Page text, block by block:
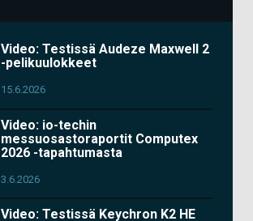
Video: Testissä Audeze Maxwell 2
-pelikuulokkeet
15.6.2026
Video: io-techin
messuosastoraportit Computex
2026 -tapahtumasta
3.6.2026
Video: Testissä Keychron K2 HE